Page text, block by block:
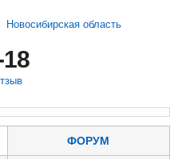
Новосибирская область
ФОРУМ